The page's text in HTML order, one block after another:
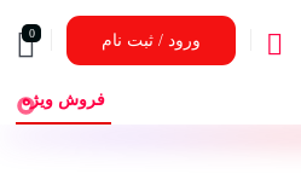
ورود / ثبت نام 0
فروش ویژه